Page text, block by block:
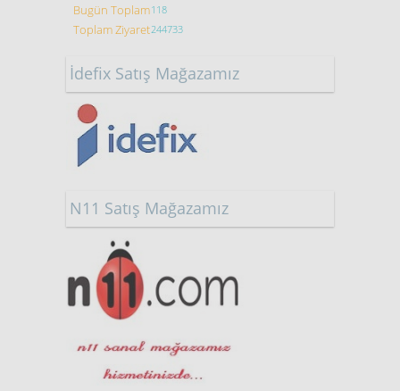
Bugün Toplam118
Toplam Ziyaret244733
İdefix Satış Mağazamız
N11 Satış Mağazamız